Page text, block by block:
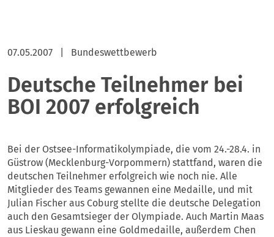
07.05.2007 Bundeswettbewerb
Deutsche Teilnehmer bei
BOI 2007 erfolgreich
Bei der Ostsee-Informatikolympiade, die vom 24.-28.4. in
Güstrow (Mecklenburg-Vorpommern) stattfand, waren die
deutschen Teilnehmer erfolgreich wie noch nie. Alle
Mitglieder des Teams gewannen eine Medaille, und mit
Julian Fischer aus Coburg stellte die deutsche Delegation
auch den Gesamtsieger der Olympiade. Auch Martin Maas
aus Lieskau gewann eine Goldmedaille, außerdem Chen